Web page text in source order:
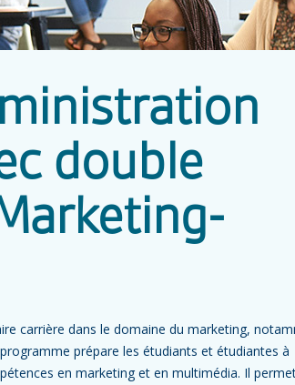
double
carrière dans le domaine du marketing,
prépare les étudiants et étudiantes à
en marketing et en multimédia. Il